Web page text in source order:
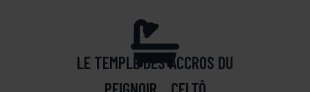
LE TEMPLE DES ACCROS DU